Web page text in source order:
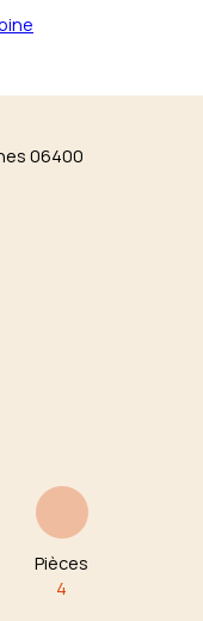
Pièces
4